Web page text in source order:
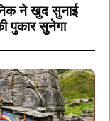
ने खुद सुनाई
पुकार सुनेगा